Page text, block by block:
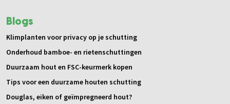
Blogs
Klimplanten voor privacy op je schutting
Onderhoud bamboe- en rietenschuttingen
Duurzaam hout en FSC-keurmerk kopen
Tips voor een duurzame houten schutting
Douglas, eiken of geïmpregneerd hout?